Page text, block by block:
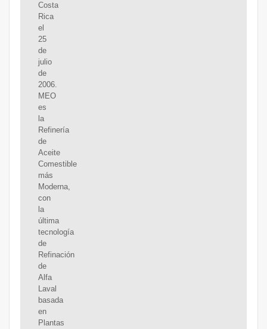
Costa
Rica
el
25
de
julio
de
2006.
MEO
es
la
Refinería
de
Aceite
Comestible
más
Moderna,
con
la
última
tecnología
de
Refinación
de
Alfa
Laval
basada
en
Plantas